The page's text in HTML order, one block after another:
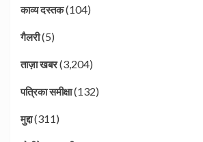
काव्य दस्तक(104)
गैलरी(5)
ताज़ा खबर(3,204)
पत्रिका समीक्षा(132)
मुद्दा(311)